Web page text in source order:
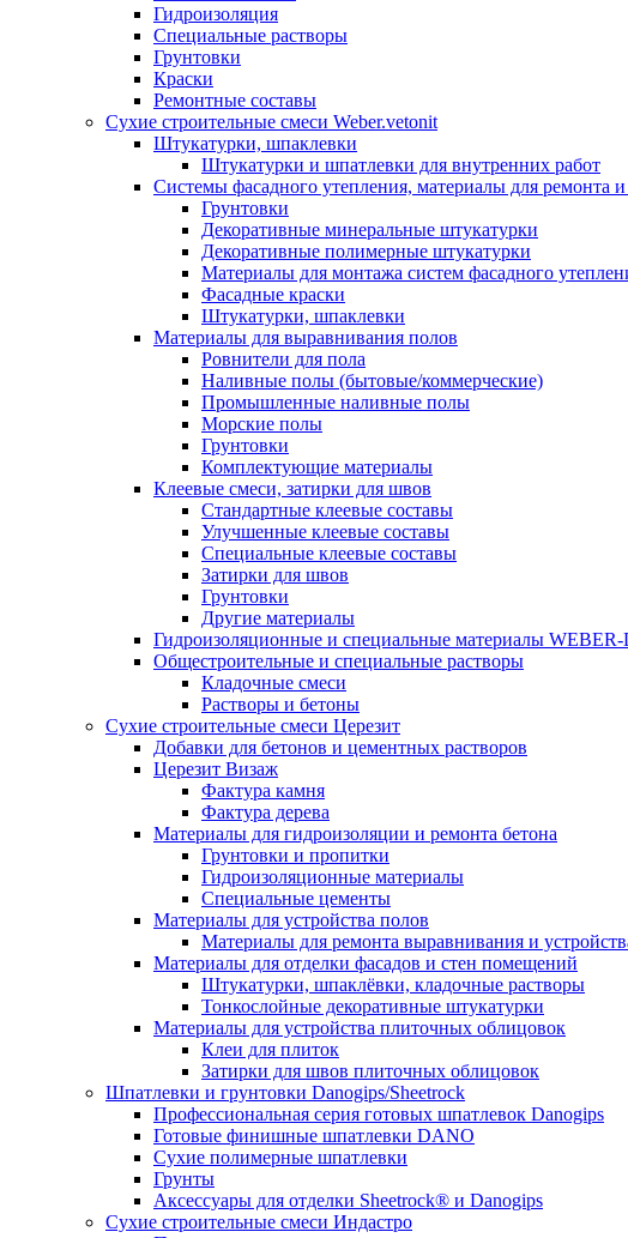
Гидроизоляция
Специальные растворы
Грунтовки
Краски
Ремонтные составы
Сухие строительные смеси Weber.vetonit
Штукатурки, шпаклевки
Штукатурки и шпатлевки для внутренних работ
Системы фасадного утепления, материалы для ремонта и
Грунтовки
Декоративные минеральные штукатурки
Декоративные полимерные штукатурки
Материалы для монтажа систем фасадного
Фасадные краски
Штукатурки, шпаклевки
Материалы для выравнивания полов
Ровнители для пола
Наливные полы (бытовые/коммерческие)
Промышленные наливные полы
Морские полы
Грунтовки
Комплектующие материалы
Клеевые смеси, затирки для швов
Стандартные клеевые составы
Улучшенные клеевые составы
Специальные клеевые составы
Затирки для швов
Грунтовки
Другие материалы
Гидроизоляционные и специальные материалы
Общестроительные и специальные растворы
Кладочные смеси
Растворы и бетоны
Сухие строительные смеси Церезит
Добавки для бетонов и цементных растворов
Церезит Визаж
Фактура камня
Фактура дерева
Материалы для гидроизоляции и ремонта бетона
Грунтовки и пропитки
Гидроизоляционные материалы
Специальные цементы
Материалы для устройства полов
Материалы для ремонта выравнивания и
Материалы для отделки фасадов и стен помещений
Штукатурки, шпаклёвки, кладочные растворы
Тонкослойные декоративные штукатурки
Материалы для устройства плиточных облицовок
Клеи для плиток
Затирки для швов плиточных облицовок
Шпатлевки и грунтовки Danogips/Sheetrock
Профессиональная серия готовых шпатлевок Danogips
Готовые финишные шпатлевки DANO
Сухие полимерные шпатлевки
Грунты
Аксессуары для отделки Sheetrock® и Danogips
Сухие строительные смеси Индастро